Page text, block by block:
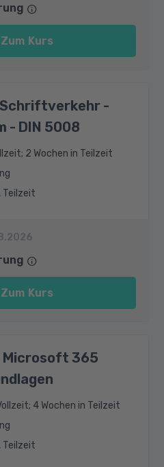
Zum Kurs
-
- DIN 5008
2 Wochen in Teilzeit
Teilzeit
Zum Kurs
365
4 Wochen in Teilzeit
Teilzeit